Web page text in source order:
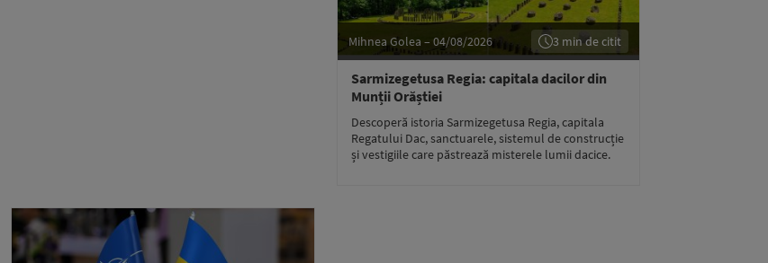
Mihnea Golea – 04/08/2026 3 min de citit
Sarmizegetusa Regia: capitala dacilor din
Munții Orăștiei
Descoperă istoria Sarmizegetusa Regia, capitala
Regatului Dac, sanctuarele, sistemul de construcție
și vestigiile care păstrează misterele lumii dacice.